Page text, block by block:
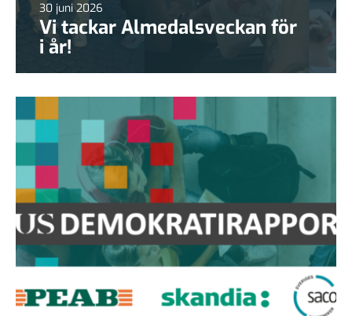
30 juni 2026
Vi tackar Almedalsveckan för
i år!